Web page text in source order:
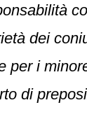
dei
per i
di